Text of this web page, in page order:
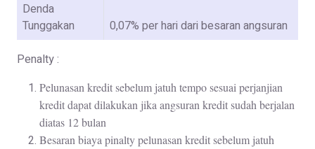
Denda
Tunggakan
0,07% per hari dari besaran angsuran
Penalty :
Pelunasan kredit sebelum jatuh tempo sesuai perjanjian
kredit dapat dilakukan jika angsuran kredit sudah berjalan
diatas 12 bulan
Besaran biaya pinalty pelunasan kredit sebelum jatuh